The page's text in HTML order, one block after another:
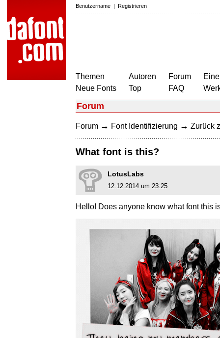
Benutzername | Registrieren
Themen
Neue Fonts
Autoren
Top
Forum
FAQ
Forum
Forum → Font Identifizierung → Zurück
What font is this?
LotusLabs
12.12.2014 um 23:25
Hello! Does anyone know what font this